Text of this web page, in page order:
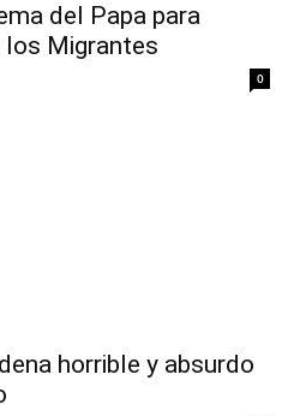
del Papa para
los Migrantes
0
horrible y absurdo